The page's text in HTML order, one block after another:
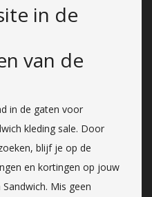
in de
van de
in de gaten voor
kleding sale. Door
blijf je op de
en kortingen op jouw
Mis geen